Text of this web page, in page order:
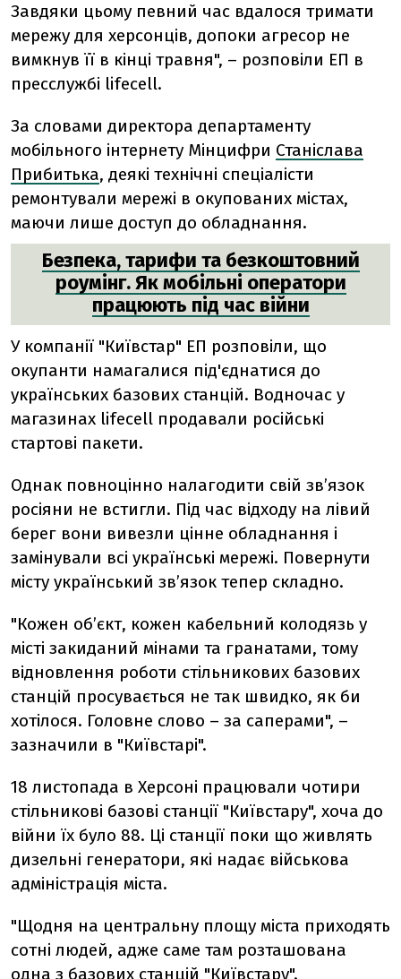
Завдяки цьому певний час вдалося тримати
мережу для херсонців, допоки агресор не
вимкнув її в кінці травня", – розповіли ЕП в
пресслужбі lifecell.
За словами директора департаменту
мобільного інтернету Мінцифри Станіслава
Прибитька, деякі технічні спеціалісти
ремонтували мережі в окупованих містах,
маючи лише доступ до обладнання.
Безпека, тарифи та безкоштовний
роумінг. Як мобільні оператори
працюють під час війни
У компанії "Київстар" ЕП розповіли, що
окупанти намагалися під'єднатися до
українських базових станцій. Водночас у
магазинах lifecell продавали російські
стартові пакети.
Однак повноцінно налагодити свій зв’язок
росіяни не встигли. Під час відходу на лівий
берег вони вивезли цінне обладнання і
замінували всі українські мережі. Повернути
місту український зв’язок тепер складно.
"Кожен обʼєкт, кожен кабельний колодязь у
місті закиданий мінами та гранатами, тому
відновлення роботи стільникових базових
станцій просувається не так швидко, як би
хотілося. Головне слово – за саперами", –
зазначили в "Київстарі".
18 листопада в Херсоні працювали чотири
стільникові базові станції "Київстару", хоча до
війни їх було 88. Ці станції поки що живлять
дизельні генератори, які надає військова
адміністрація міста.
"Щодня на центральну площу міста приходять
сотні людей, адже саме там розташована
одна з базових станцій "Київстару".